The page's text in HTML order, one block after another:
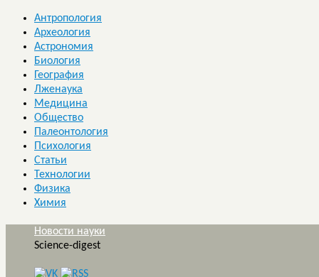
Антропология
Археология
Астрономия
Биология
География
Лженаука
Медицина
Общество
Палеонтология
Психология
Статьи
Технологии
Физика
Химия
Новости науки
Science-digest